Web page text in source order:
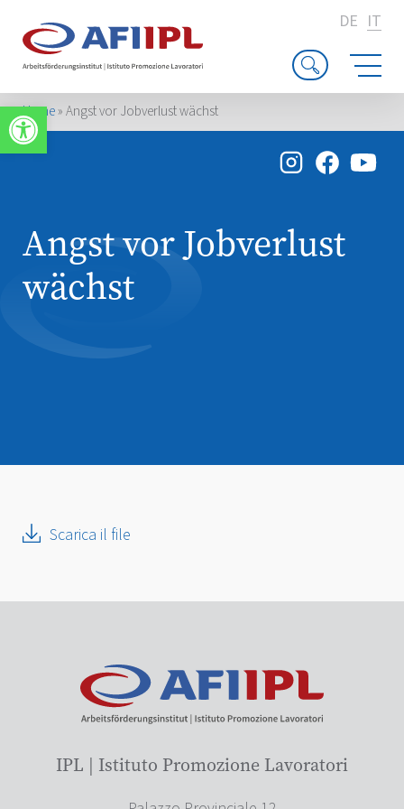
Apri la barra degli strumenti
DE IT
Home»Angst vor Jobverlust wächst
Angst vor Jobverlust
wächst
Scarica il file
IPL | Istituto Promozione Lavoratori